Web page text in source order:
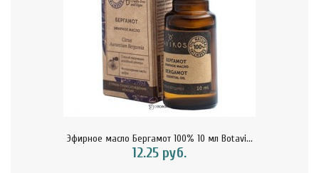
Эфирное масло Бергамот 100% 10 мл Botavi...
12.25 руб.